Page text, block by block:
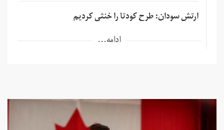
ارتش سودان: طرح کودتا را خنثی کردیم
ادامه...